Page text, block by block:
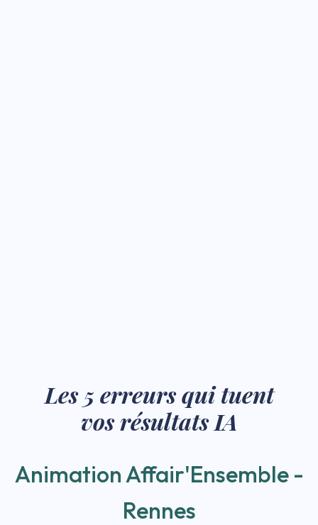
Les 5 erreurs qui tuent
vos résultats IA
Animation Affair'Ensemble -
Rennes